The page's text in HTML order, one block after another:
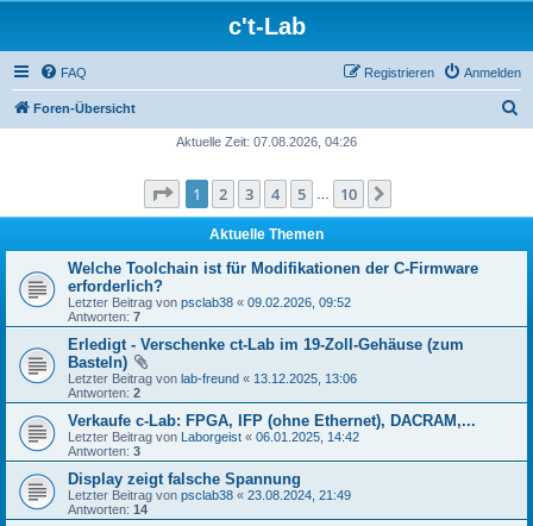
c't-Lab
FAQ Anmelden
Registrieren
Foren-Übersicht
e
Aktuelle Zeit: 07.08.2026, 04:26
Seite 1von 10
1 2 3 4 5 10
Aktuelle Themen
Welche Toolchain ist für Modifikationen der C-Firmware
erforderlich?
Letzter Beitrag von psclab38 « 09.02.2026, 09:52
Antworten: 7
Erledigt - Verschenke ct-Lab im 19-Zoll-Gehäuse (zum
Basteln)
Letzter Beitrag von lab-freund « 13.12.2025, 13:06
Antworten: 2
Verkaufe c-Lab: FPGA, IFP (ohne Ethernet), DACRAM,...
Letzter Beitrag von Laborgeist « 06.01.2025, 14:42
Antworten: 3
Display zeigt falsche Spannung
Letzter Beitrag von psclab38 « 23.08.2024, 21:49
Antworten: 14